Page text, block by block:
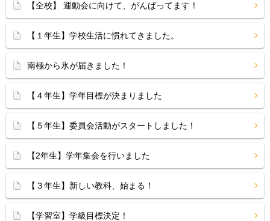
【全校】 運動会に向けて、がんばってます！
【１年生】学校生活に慣れてきました。
南極から氷が届きました！
【４年生】学年目標が決まりました
【５年生】委員会活動がスタートしました！
【2年生】学年集会を行いました
【３年生】新しい教科、始まる！
【学習室】学級目標決定！